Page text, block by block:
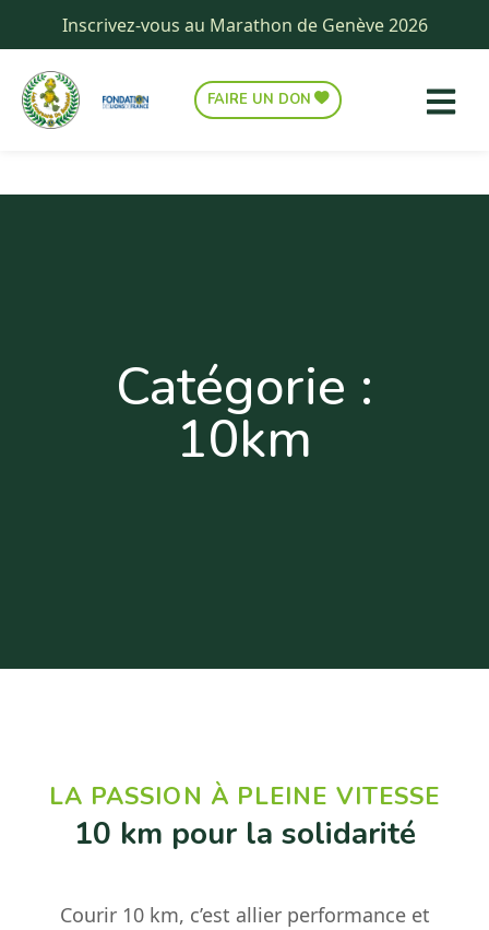
Inscrivez-vous au Marathon de Genève 2026
FAIRE UN DON
Catégorie :
10km
LA PASSION À PLEINE VITESSE
10 km pour la solidarité
Courir 10 km, c’est allier performance et